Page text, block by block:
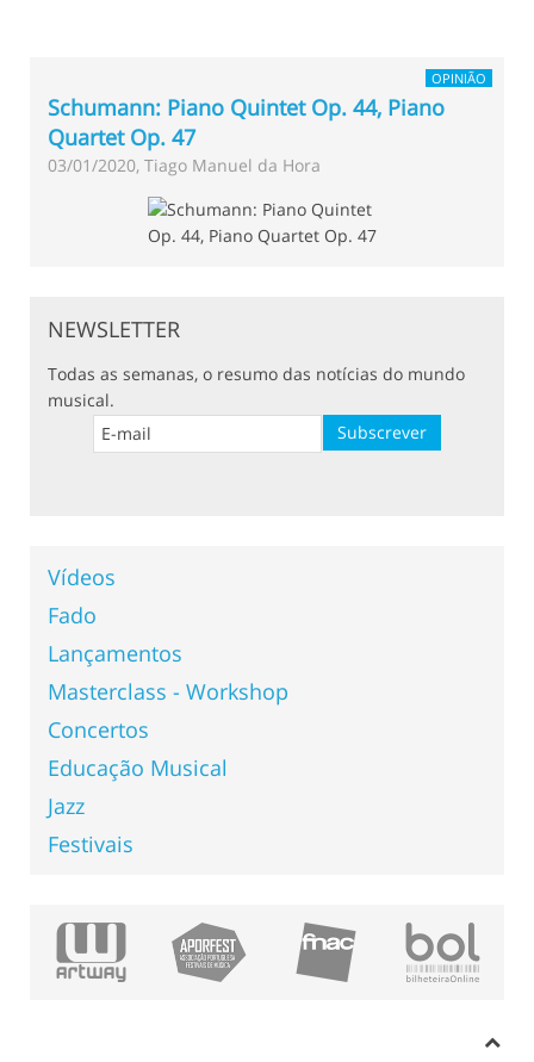
OPINIÃO
Schumann: Piano Quintet Op. 44, Piano
Quartet Op. 47
03/01/2020, Tiago Manuel da Hora
NEWSLETTER
Todas as semanas, o resumo das notícias do mundo
musical.
Vídeos
Fado
Lançamentos
Masterclass - Workshop
Concertos
Educação Musical
Jazz
Festivais